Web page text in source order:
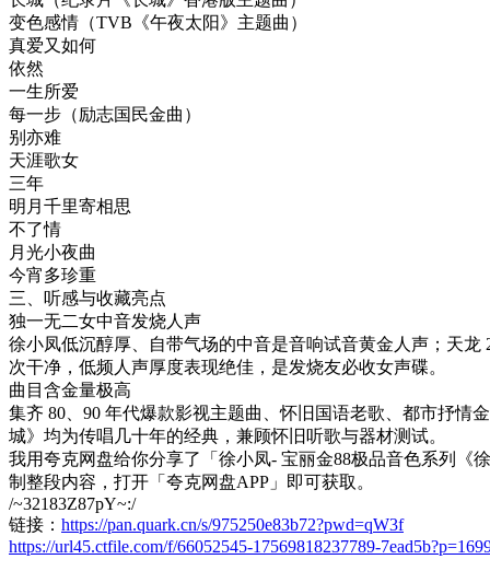
变色感情（TVB《午夜太阳》主题曲）
真爱又如何
依然
一生所爱
每一步（励志国民金曲）
别亦难
天涯歌女
三年
明月千里寄相思
不了情
月光小夜曲
今宵多珍重
三、听感与收藏亮点
独一无二女中音发烧人声
徐小凤低沉醇厚、自带气场的中音是音响试音黄金人声；天
次干净，低频人声厚度表现绝佳，是发烧友必收女声碟。
曲目含金量极高
集齐 80、90 年代爆款影视主题曲、怀旧国语老歌、都市抒情
城》均为传唱几十年的经典，兼顾怀旧听歌与器材测试。
我用夸克网盘给你分享了「徐小凤- 宝丽金88极品音色系列《
制整段内容，打开「夸克网盘APP」即可获取。
/~32183Z87pY~:/
链接： https://pan.quark.cn/s/975250e83b72?pwd=qW3f
https://url45.ctfile.com/f/66052545-17569818237789-